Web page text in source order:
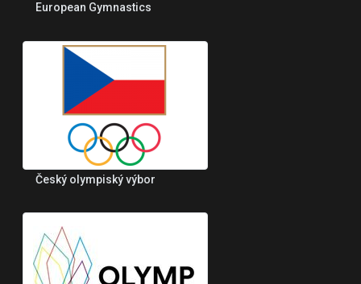
European Gymnastics
Český olympiský výbor